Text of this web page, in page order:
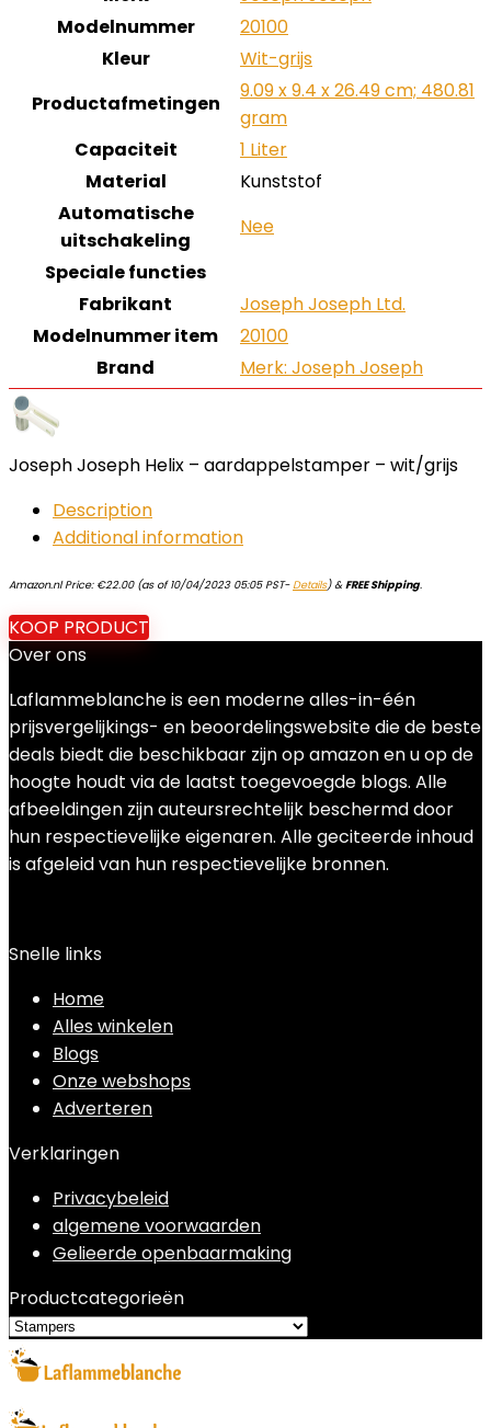
Modelnummer
‎20100
Kleur
‎Wit-grijs
Productafmetingen
‎9.09 x 9.4 x 26.49 cm; 480.81
gram
Capaciteit
‎1 Liter
Material
‎Kunststof
Automatische
uitschakeling
‎Nee
Speciale functies
Fabrikant
‎Joseph Joseph Ltd.
Modelnummer item
‎20100
Brand
Merk: Joseph Joseph
Joseph Joseph Helix – aardappelstamper – wit/grijs
Description
Additional information
Amazon.nl Price: €22.00(as of 10/04/2023 05:05 PST-Details)&FREE Shipping.
KOOP PRODUCT
Over ons
Laflammeblanche is een moderne alles-in-één
prijsvergelijkings- en beoordelingswebsite die de beste
deals biedt die beschikbaar zijn op amazon en u op de
hoogte houdt via de laatst toegevoegde blogs. Alle
afbeeldingen zijn auteursrechtelijk beschermd door
hun respectievelijke eigenaren. Alle geciteerde inhoud
is afgeleid van hun respectievelijke bronnen.
Snelle links
Home
Alles winkelen
Blogs
Onze webshops
Adverteren
Verklaringen
Privacybeleid
algemene voorwaarden
Gelieerde openbaarmaking
Productcategorieën